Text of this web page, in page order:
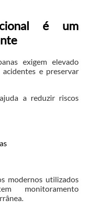
é um
exigem elevado
e preservar
a reduzir riscos
modernos utilizados
monitoramento